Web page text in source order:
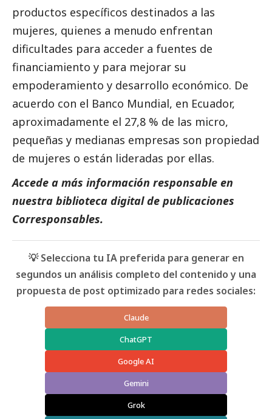
productos específicos destinados a las
mujeres, quienes a menudo enfrentan
dificultades para acceder a fuentes de
financiamiento y para mejorar su
empoderamiento y desarrollo económico. De
acuerdo con el Banco Mundial, en Ecuador,
aproximadamente el 27,8 % de las micro,
pequeñas y medianas empresas son propiedad
de mujeres o están lideradas por ellas.
Accede a más información responsable en
nuestra biblioteca digital de publicaciones
Corresponsables.
💡 Selecciona tu IA preferida para generar en
segundos un análisis completo del contenido y una
propuesta de post optimizado para redes sociales:
Claude
ChatGPT
Google AI
Gemini
Grok